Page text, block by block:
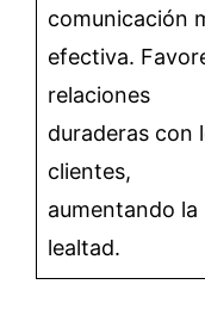
comunicación
efectiva.
relaciones
duraderas con
clientes,
aumentando la
lealtad.